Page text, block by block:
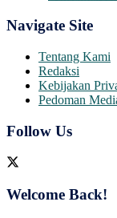
Navigate Site
Tentang Kami
Redaksi
Kebijakan
Pedoman
Follow Us
Welcome Back!